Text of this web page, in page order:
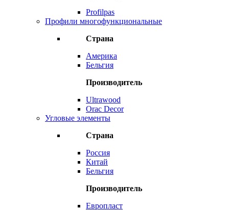
Profilpas
Профили многофункциональные
Страна
Америка
Бельгия
Производитель
Ultrawood
Orac Decor
Угловые элементы
Страна
Россия
Китай
Бельгия
Производитель
Европласт